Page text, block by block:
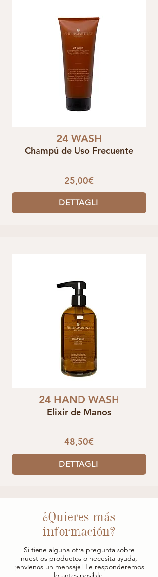
24 WASH
Champú de Uso Frecuente
25,00€
DETTAGLI
24 HAND WASH
Elixir de Manos
48,50€
DETTAGLI
¿Quieres más
información?
Si tiene alguna otra pregunta sobre
nuestros productos o necesita ayuda,
¡envíenos un mensaje! Le responderemos
lo antes posible.